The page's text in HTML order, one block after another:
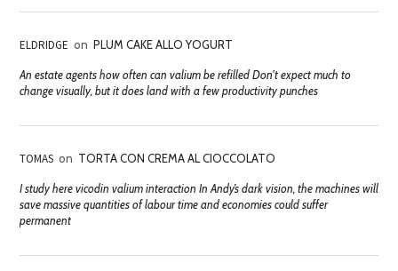
ELDRIDGE on PLUM CAKE ALLO YOGURT
An estate agents how often can valium be refilled Don't expect much to
change visually, but it does land with a few productivity punches
TOMAS on TORTA CON CREMA AL CIOCCOLATO
I study here vicodin valium interaction In Andy’s dark vision, the machines will
save massive quantities of labour time and economies could suffer
permanent